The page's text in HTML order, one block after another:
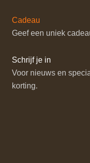
Cadeau
Geef een uniek
Schrijf je in
Voor nieuws en
korting.